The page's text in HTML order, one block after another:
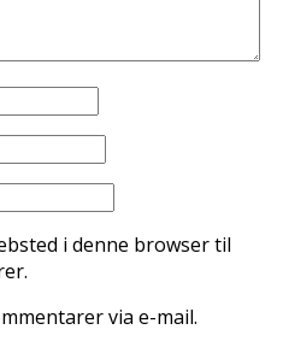
i denne browser til
via e-mail.